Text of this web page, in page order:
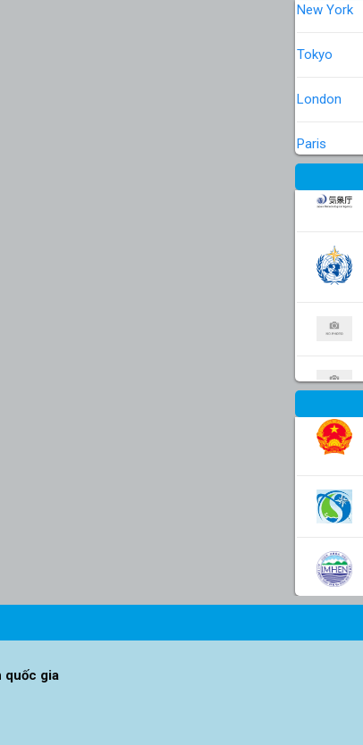
New York
Tokyo
London
Paris
quốc gia